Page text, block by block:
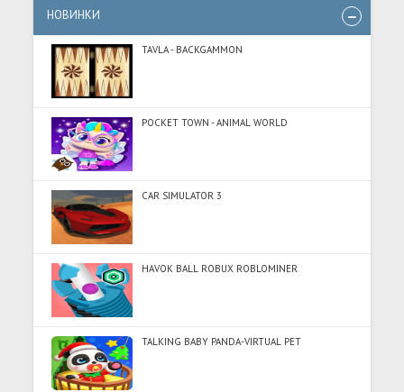
НОВИНКИ
TAVLA - BACKGAMMON
POCKET TOWN - ANIMAL WORLD
CAR SIMULATOR 3
HAVOK BALL ROBUX ROBLOMINER
TALKING BABY PANDA-VIRTUAL PET